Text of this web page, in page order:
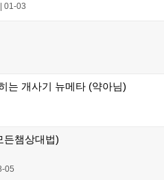
| 01-03
는 개사기 뉴메타 (약아님)
든챔상대법)
05